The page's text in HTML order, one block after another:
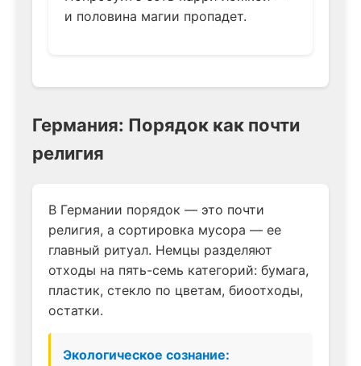
и половина магии пропадет.
Германия: Порядок как почти
религия
В Германии порядок — это почти
религия, а сортировка мусора — ее
главный ритуал. Немцы разделяют
отходы на пять-семь категорий: бумага,
пластик, стекло по цветам, биоотходы,
остатки.
Экологическое сознание: